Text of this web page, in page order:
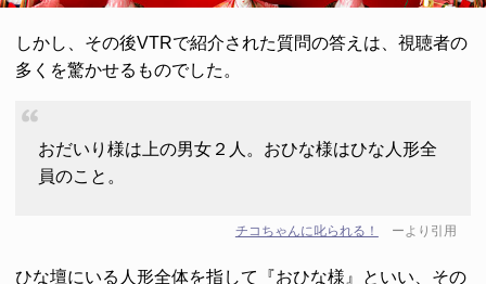
しかし、その後VTRで紹介された質問の答えは、視聴者の
多くを驚かせるものでした。
おだいり様は上の男女２人。おひな様はひな人形全
員のこと。
チコちゃんに叱られる！ ーより引用
ひな壇にいる人形全体を指して『おひな様』といい、その